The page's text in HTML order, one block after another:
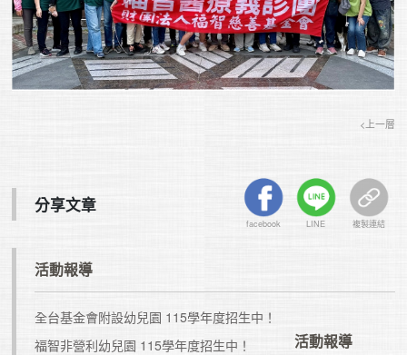
活動報導
全台基金會附設幼兒園 115學年度招生中！
福智非營利幼兒園 115學年度招生中！
活動報導
分享文章
facebook LINE 複製連結
<上一層